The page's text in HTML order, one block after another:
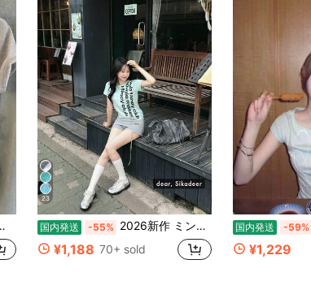
23
国内発送 -55% 2026新作 ミントグリーン 水玉 オフショルダー 半袖Tシャツ スリムシルエット 着痩せ レディース 夏 カジュアル シンプル 可愛い おしゃれ 着回し デザイン性 人気
¥1,188 70+ sold
国内発送 -59%
¥1,229